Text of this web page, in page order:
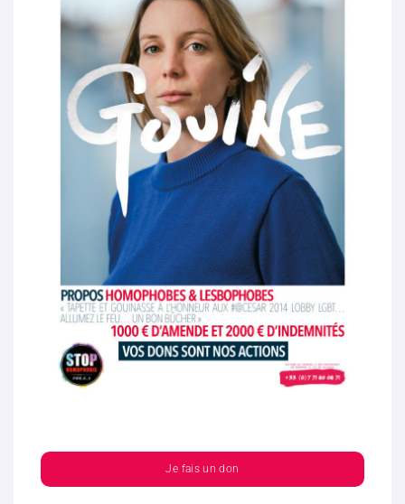
Je fais un don